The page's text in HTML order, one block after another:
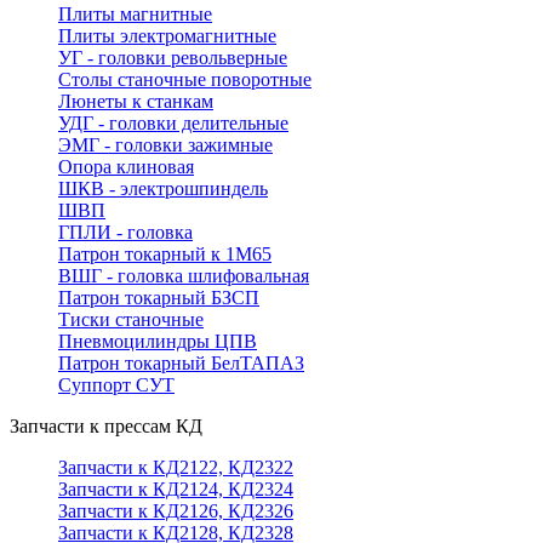
Плиты магнитные
Плиты электромагнитные
УГ - головки револьверные
Столы станочные поворотные
Люнеты к станкам
УДГ - головки делительные
ЭМГ - головки зажимные
Опора клиновая
ШКВ - электрошпиндель
ШВП
ГПЛИ - головка
Патрон токарный к 1М65
ВШГ - головка шлифовальная
Патрон токарный БЗСП
Тиски станочные
Пневмоцилиндры ЦПВ
Патрон токарный БелТАПАЗ
Суппорт СУТ
Запчасти к прессам КД
Запчасти к КД2122, КД2322
Запчасти к КД2124, КД2324
Запчасти к КД2126, КД2326
Запчасти к КД2128, КД2328